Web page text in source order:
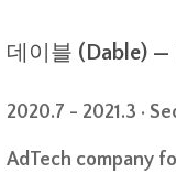
데이블 (Dable) —
2020.7 - 2021.3 ·
AdTech company